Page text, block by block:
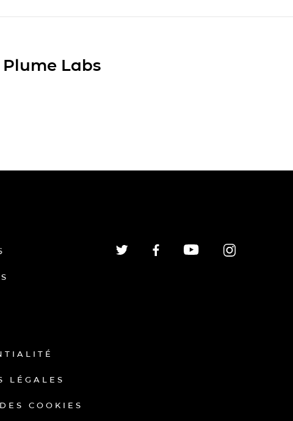
Labs
LÉGALES
COOKIES